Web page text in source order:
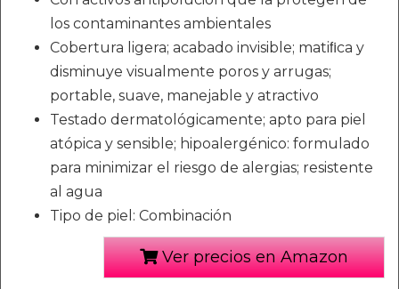
los contaminantes ambientales
Cobertura ligera; acabado invisible; matiﬁca y
disminuye visualmente poros y arrugas;
portable, suave, manejable y atractivo
Testado dermatológicamente; apto para piel
atópica y sensible; hipoalergénico: formulado
para minimizar el riesgo de alergias; resistente
al agua
Tipo de piel: Combinación
Ver precios en Amazon